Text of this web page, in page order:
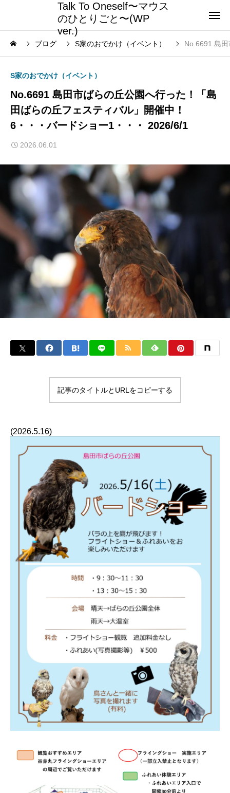
Talk To Oneself〜マウス
のひとりごと〜(WP
ver.)
ブログ S家のおでかけ（イベント） No.6691 島
S家のおでかけ（イベント）
No.6691 島田市ばらの丘公園へ行った！「島
田ばらの丘フェスティバル」開催中！
6・・・バードショー1・・・ 2026/6/1
2026.06.01
記事のタイトルとURLをコピーする
(2026.5.16)